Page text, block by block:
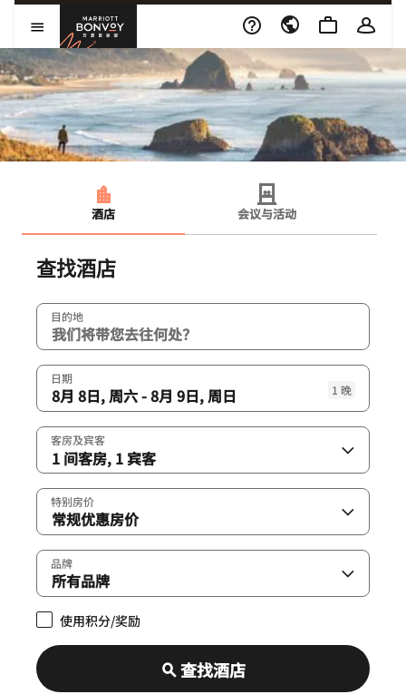
Skip to Content
打开菜单万豪旅享家
酒店 会议与活动
查找酒店
目的地combobox
目的地
日期
1 晚
客房及宾客
特别房价
品牌
使用积分/奖励
查找酒店